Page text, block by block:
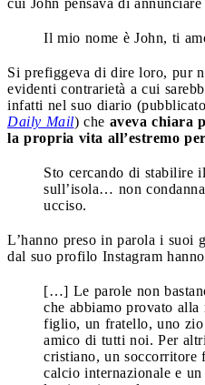
Il mio nome è John, ti
Si prefiggeva di dire loro, pur
evidenti contrarietà a cui
infatti nel suo diario
Daily Mail) che aveva chiara
la propria vita all’estremo
Sto cercando di stabilire
sull’isola… non
ucciso.
L’hanno preso in parola i suoi
dal suo profilo Instagram
[…] Le parole non
che abbiamo provato alla
figlio, un fratello, uno
amico di tutti noi. Per
cristiano, un soccorritore
calcio internazionale e